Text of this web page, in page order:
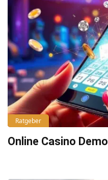
Ratgeber
Online Casino Demo